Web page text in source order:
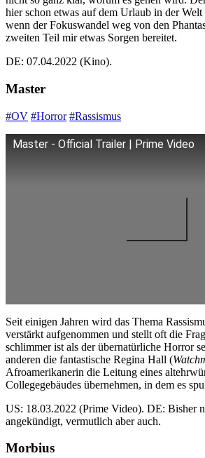
hier schon etwas auf dem Urlaub in der
wenn der Fokuswandel weg von den
zweiten Teil mir etwas Sorgen bereitet.
DE: 07.04.2022 (Kino).
Master
#OV #Horror #Rassismus
Master - Official Trailer | Prime Video
Seit einigen Jahren wird das Thema
verstärkt aufgenommen und stellt oft die
schlimmer ist als der übernatürliche Horror
anderen die fantastische Regina Hall (
Afroamerikanerin die Leitung eines
Collegegebäudes übernehmen, in dem es
US: 18.03.2022 (Prime Video). DE: Bisher
angekündigt, vermutlich aber auch.
Morbius